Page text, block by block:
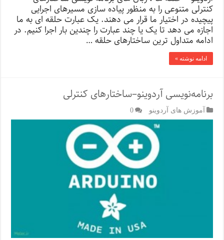
کنترلی متنوعی را به منظور پیاده سازی مسیرهای اجرایی
پیچیده در اختیار ما قرار می دهند. یک عبارت حلقه ای به ما
اجازه می دهد تا یک یا چند عبارت را چندین بار اجرا کنیم. در
ادامه متداول ترین ساختارهای حلقه …
ادامه نوشته »
برنامه‌نویسی آردوینو–ساختارهای کنترلی
آموزش های آردوینو 0